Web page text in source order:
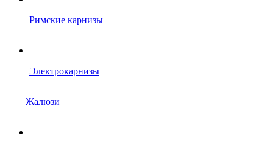
Римские карнизы
Электрокарнизы
Жалюзи